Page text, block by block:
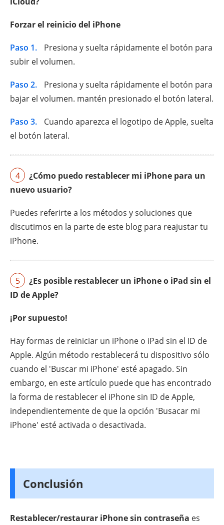
Forzar el reinicio del iPhone
Paso 1.
Presiona y suelta rápidamente el botón para
subir el volumen.
Paso 2.
Presiona y suelta rápidamente el botón para
bajar el volumen. mantén presionado el botón lateral.
Paso 3.
Cuando aparezca el logotipo de Apple, suelta
el botón lateral.
4
¿Cómo puedo restablecer mi iPhone para un
nuevo usuario?
Puedes referirte a los métodos y soluciones que
discutimos en la parte de este blog para reajustar tu
iPhone.
5
¿Es posible restablecer un iPhone o iPad sin el
ID de Apple?
¡Por supuesto!
Hay formas de reiniciar un iPhone o iPad sin el ID de
Apple. Algún método restablecerá tu dispositivo sólo
cuando el 'Buscar mi iPhone' esté apagado. Sin
embargo, en este artículo puede que has encontrado
la forma de restablecer el iPhone sin ID de Apple,
independientemente de que la opción 'Busacar mi
iPhone' esté activada o desactivada.
Conclusión
Restablecer/restaurar iPhone sin contraseña es